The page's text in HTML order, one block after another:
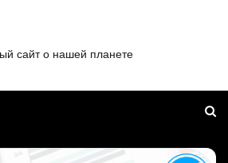
сайт о нашей планете